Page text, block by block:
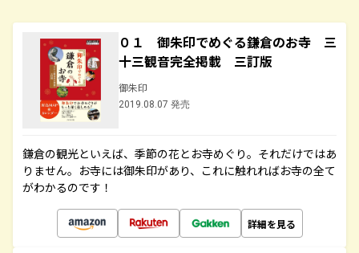
０１ 御朱印でめぐる鎌倉のお寺 三
十三観音完全掲載 三訂版
御朱印
2019.08.07 発売
鎌倉の観光といえば、季節の花とお寺めぐり。それだけではあ
りません。お寺には御朱印があり、これに触れればお寺の全て
がわかるのです！
詳細を見る